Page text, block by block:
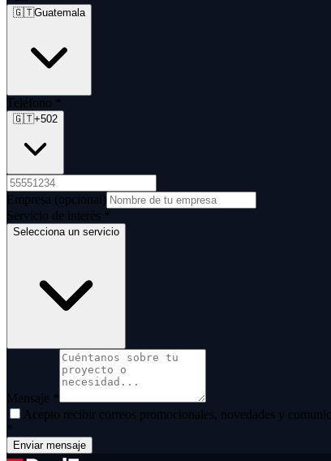
🇬🇹Guatemala
Teléfono *
🇬🇹+502
Empresa (opcional)
Servicio de interés *
Selecciona un servicio
Mensaje *
Acepto recibir correos promocionales, novedades y
*
Enviar mensaje